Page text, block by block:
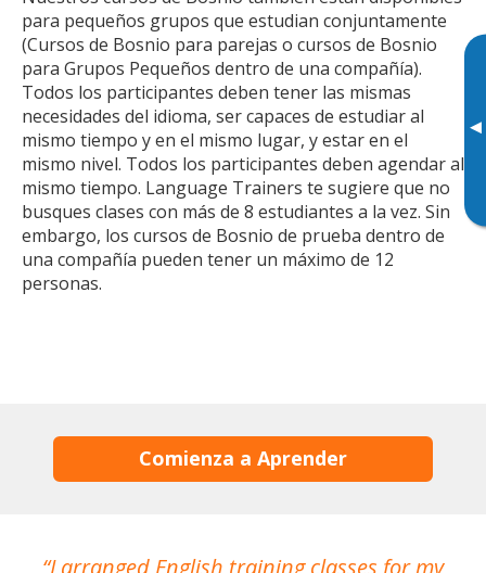
▸
para pequeños grupos que estudian conjuntamente
(Cursos de Bosnio para parejas o cursos de Bosnio
para Grupos Pequeños dentro de una compañía).
Todos los participantes deben tener las mismas
necesidades del idioma, ser capaces de estudiar al
mismo tiempo y en el mismo lugar, y estar en el
mismo nivel. Todos los participantes deben agendar al
mismo tiempo. Language Trainers te sugiere que no
busques clases con más de 8 estudiantes a la vez. Sin
embargo, los cursos de Bosnio de prueba dentro de
una compañía pueden tener un máximo de 12
personas.
Comienza a Aprender